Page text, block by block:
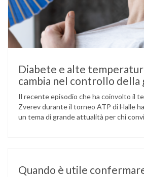
Diabete e alte
cambia nel controllo della
Il recente episodio che ha coinvolto il
Zverev durante il torneo ATP di Halle
un tema di grande attualità per chi
Quando è utile